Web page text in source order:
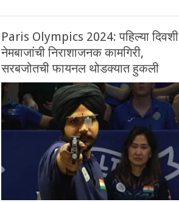
Paris Olympics 2024: पहिल्या दिवशी
नेमबाजांची निराशाजनक कामगिरी,
सरबजोतची फायनल थोडक्यात हुकली